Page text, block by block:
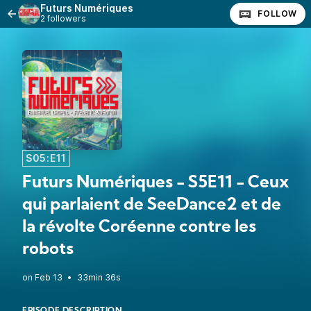
Futurs Numériques
2 followers FOLLOW
S05:E11
Futurs Numériques - S5E11 - Ceux
qui parlaient de SeeDance2 et de
la révolte Coréenne contre les
robots
• 33min 36s